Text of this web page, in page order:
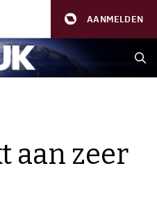
AANMELDEN
aan zeer